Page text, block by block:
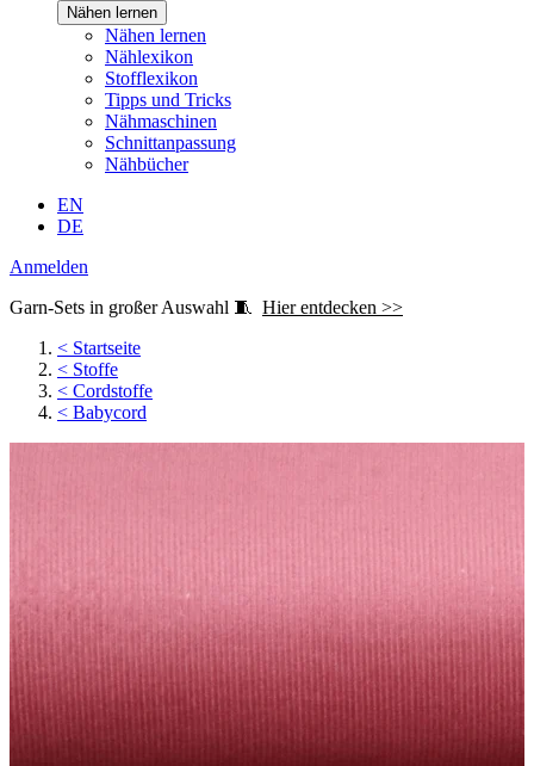
Nähen lernen
Nähen lernen
Nählexikon
Stofflexikon
Tipps und Tricks
Nähmaschinen
Schnittanpassung
Nähbücher
EN
DE
Anmelden
Garn-Sets in großer Auswahl 🧵 Hier entdecken >>
< Startseite
< Stoffe
< Cordstoffe
< Babycord